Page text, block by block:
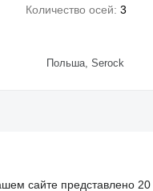
Количество осей 3
Польша, Serock
сайте представлено